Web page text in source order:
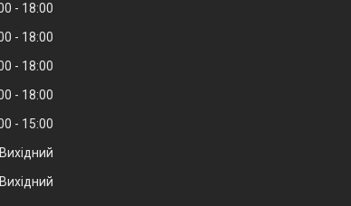
18:00
18:00
18:00
18:00
15:00
Вихідний
Вихідний